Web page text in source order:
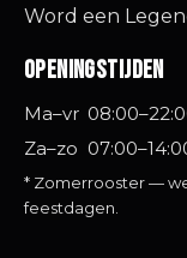
Word een
Openingstijden
Ma–vr
Za–zo
* Zomerrooster —
feestdagen.